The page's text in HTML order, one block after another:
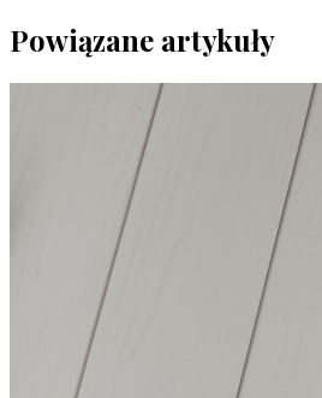
Powiązane artykuły